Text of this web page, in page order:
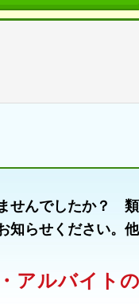
せんでしたか？ 類
知らせください。
アルバイト